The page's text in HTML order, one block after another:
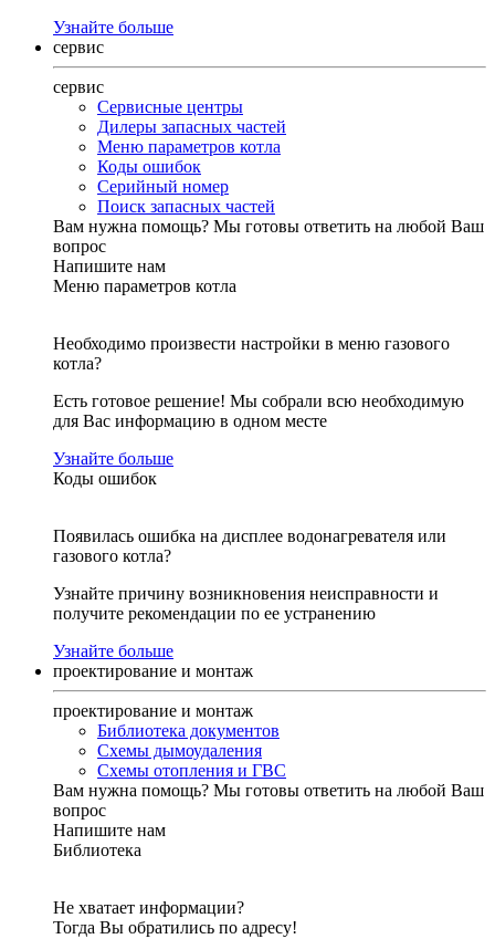
Узнайте больше
сервис
сервис
Сервисные центры
Дилеры запасных частей
Меню параметров котла
Коды ошибок
Серийный номер
Поиск запасных частей
Вам нужна помощь? Мы готовы ответить на любой Ваш
вопрос
Напишите нам
Меню параметров котла
Необходимо произвести настройки в меню газового
котла?
Есть готовое решение! Мы собрали всю необходимую
для Вас информацию в одном месте
Узнайте больше
Коды ошибок
Появилась ошибка на дисплее водонагревателя или
газового котла?
Узнайте причину возникновения неисправности и
получите рекомендации по ее устранению
Узнайте больше
проектирование и монтаж
проектирование и монтаж
Библиотека документов
Схемы дымоудаления
Схемы отопления и ГВС
Вам нужна помощь? Мы готовы ответить на любой Ваш
вопрос
Напишите нам
Библиотека
Не хватает информации?
Тогда Вы обратились по адресу!